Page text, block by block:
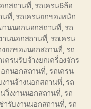
กสถานที่ รถเครน6ล้อ
นที่ รถเครนยกของหนัก
านนอกนอกสถานที่ รถ
านนอกสถานที่ รถเครน
งยกของนอกสถานที่ รถ
เครนรับจ้างยกเครื่องจักร
อกนอกสถานที่ รถเครน
งานจ้างนอกสถานที่ รถ
นวิ่งงานนอกสถานที่ รถ
ารับงานนอกสถานที่ รถ